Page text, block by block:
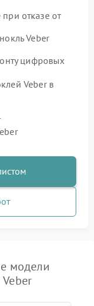
отказе от
Veber
цифровых
Veber в
модели